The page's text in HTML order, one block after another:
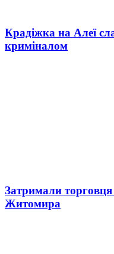
Крадіжка на Алеї
криміналом
Затримали
Житомира